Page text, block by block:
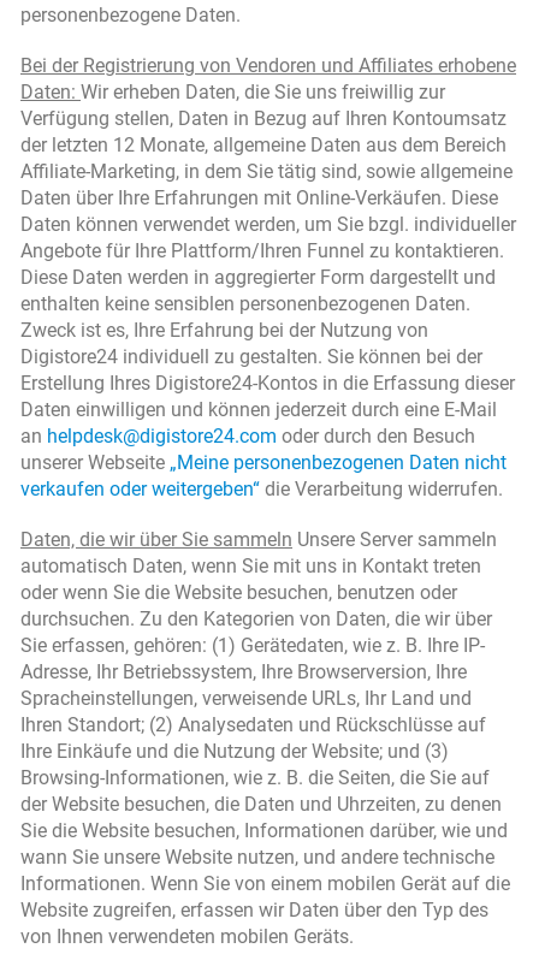
personenbezogene Daten.
Bei der Registrierung von Vendoren und Affiliates erhobene
Daten: Wir erheben Daten, die Sie uns freiwillig zur
Verfügung stellen, Daten in Bezug auf Ihren Kontoumsatz
der letzten 12 Monate, allgemeine Daten aus dem Bereich
Affiliate-Marketing, in dem Sie tätig sind, sowie allgemeine
Daten über Ihre Erfahrungen mit Online-Verkäufen. Diese
Daten können verwendet werden, um Sie bzgl. individueller
Angebote für Ihre Plattform/Ihren Funnel zu kontaktieren.
Diese Daten werden in aggregierter Form dargestellt und
enthalten keine sensiblen personenbezogenen Daten.
Zweck ist es, Ihre Erfahrung bei der Nutzung von
Digistore24 individuell zu gestalten. Sie können bei der
Erstellung Ihres Digistore24-Kontos in die Erfassung dieser
Daten einwilligen und können jederzeit durch eine E-Mail
an helpdesk@digistore24.com oder durch den Besuch
unserer Webseite „Meine personenbezogenen Daten nicht
verkaufen oder weitergeben“ die Verarbeitung widerrufen.
Daten, die wir über Sie sammeln Unsere Server sammeln
automatisch Daten, wenn Sie mit uns in Kontakt treten
oder wenn Sie die Website besuchen, benutzen oder
durchsuchen. Zu den Kategorien von Daten, die wir über
Sie erfassen, gehören: (1) Gerätedaten, wie z. B. Ihre IP-
Adresse, Ihr Betriebssystem, Ihre Browserversion, Ihre
Spracheinstellungen, verweisende URLs, Ihr Land und
Ihren Standort; (2) Analysedaten und Rückschlüsse auf
Ihre Einkäufe und die Nutzung der Website; und (3)
Browsing-Informationen, wie z. B. die Seiten, die Sie auf
der Website besuchen, die Daten und Uhrzeiten, zu denen
Sie die Website besuchen, Informationen darüber, wie und
wann Sie unsere Website nutzen, und andere technische
Informationen. Wenn Sie von einem mobilen Gerät auf die
Website zugreifen, erfassen wir Daten über den Typ des
von Ihnen verwendeten mobilen Geräts.